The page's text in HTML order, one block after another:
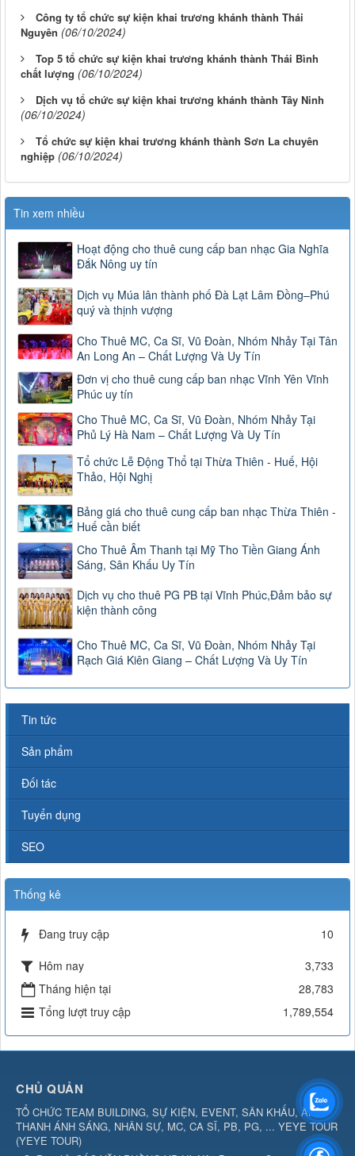
Công ty tổ chức sự kiện khai trương khánh thành Thái
Nguyên (06/10/2024)
Top 5 tổ chức sự kiện khai trương khánh thành Thái Bình
chất lượng (06/10/2024)
Dịch vụ tổ chức sự kiện khai trương khánh thành Tây Ninh
(06/10/2024)
Tổ chức sự kiện khai trương khánh thành Sơn La chuyên
nghiệp (06/10/2024)
Tin xem nhiều
Hoạt động cho thuê cung cấp ban nhạc Gia Nghĩa
Đắk Nông uy tín
Dịch vụ Múa lân thành phố Đà Lạt Lâm Đồng–Phú
quý và thịnh vượng
Cho Thuê MC, Ca Sĩ, Vũ Đoàn, Nhóm Nhảy Tại Tân
An Long An – Chất Lượng Và Uy Tín
Đơn vị cho thuê cung cấp ban nhạc Vĩnh Yên Vĩnh
Phúc uy tín
Cho Thuê MC, Ca Sĩ, Vũ Đoàn, Nhóm Nhảy Tại
Phủ Lý Hà Nam – Chất Lượng Và Uy Tín
Tổ chức Lễ Động Thổ tại Thừa Thiên - Huế, Hội
Thảo, Hội Nghị
Bảng giá cho thuê cung cấp ban nhạc Thừa Thiên -
Huế cần biết
Cho Thuê Âm Thanh tại Mỹ Tho Tiền Giang Ánh
Sáng, Sân Khấu Uy Tín
Dịch vụ cho thuê PG PB tại Vĩnh Phúc,Đảm bảo sự
kiện thành công
Cho Thuê MC, Ca Sĩ, Vũ Đoàn, Nhóm Nhảy Tại
Rạch Giá Kiên Giang – Chất Lượng Và Uy Tín
Tin tức
Sản phẩm
Đối tác
Tuyển dụng
SEO
Thống kê
Đang truy cập
10
Hôm nay
3,733
Tháng hiện tại
28,783
Tổng lượt truy cập
1,789,554
CHỦ QUẢN
TỔ CHỨC TEAM BUILDING, SỰ KIỆN, EVENT, SÂN KHẤU, ÂM
THANH ÁNH SÁNG, NHÂN SỰ, MC, CA SĨ, PB, PG, ... YEYE TOUR
(YEYE TOUR)